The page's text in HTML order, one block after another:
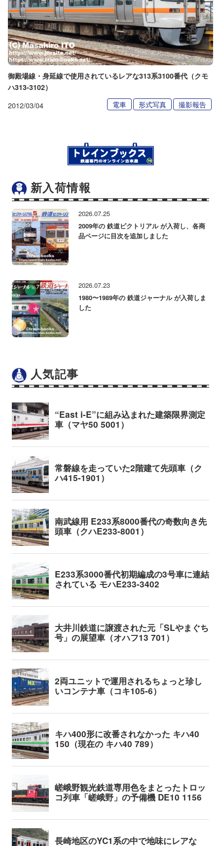
御殿場線・身延線で使用されているレアな313系3100番代（クモ
ハ313-3102）
2012/03/04 電車 形式写真 撮影報告
新入荷情報
2026.07.25
2009年の 鉄道ピクトリアル が入荷し、各商
品ページに目次を追加しました
2026.07.23
1980〜1989年の 鉄道ジャーナル が入荷しま
した
人気記事